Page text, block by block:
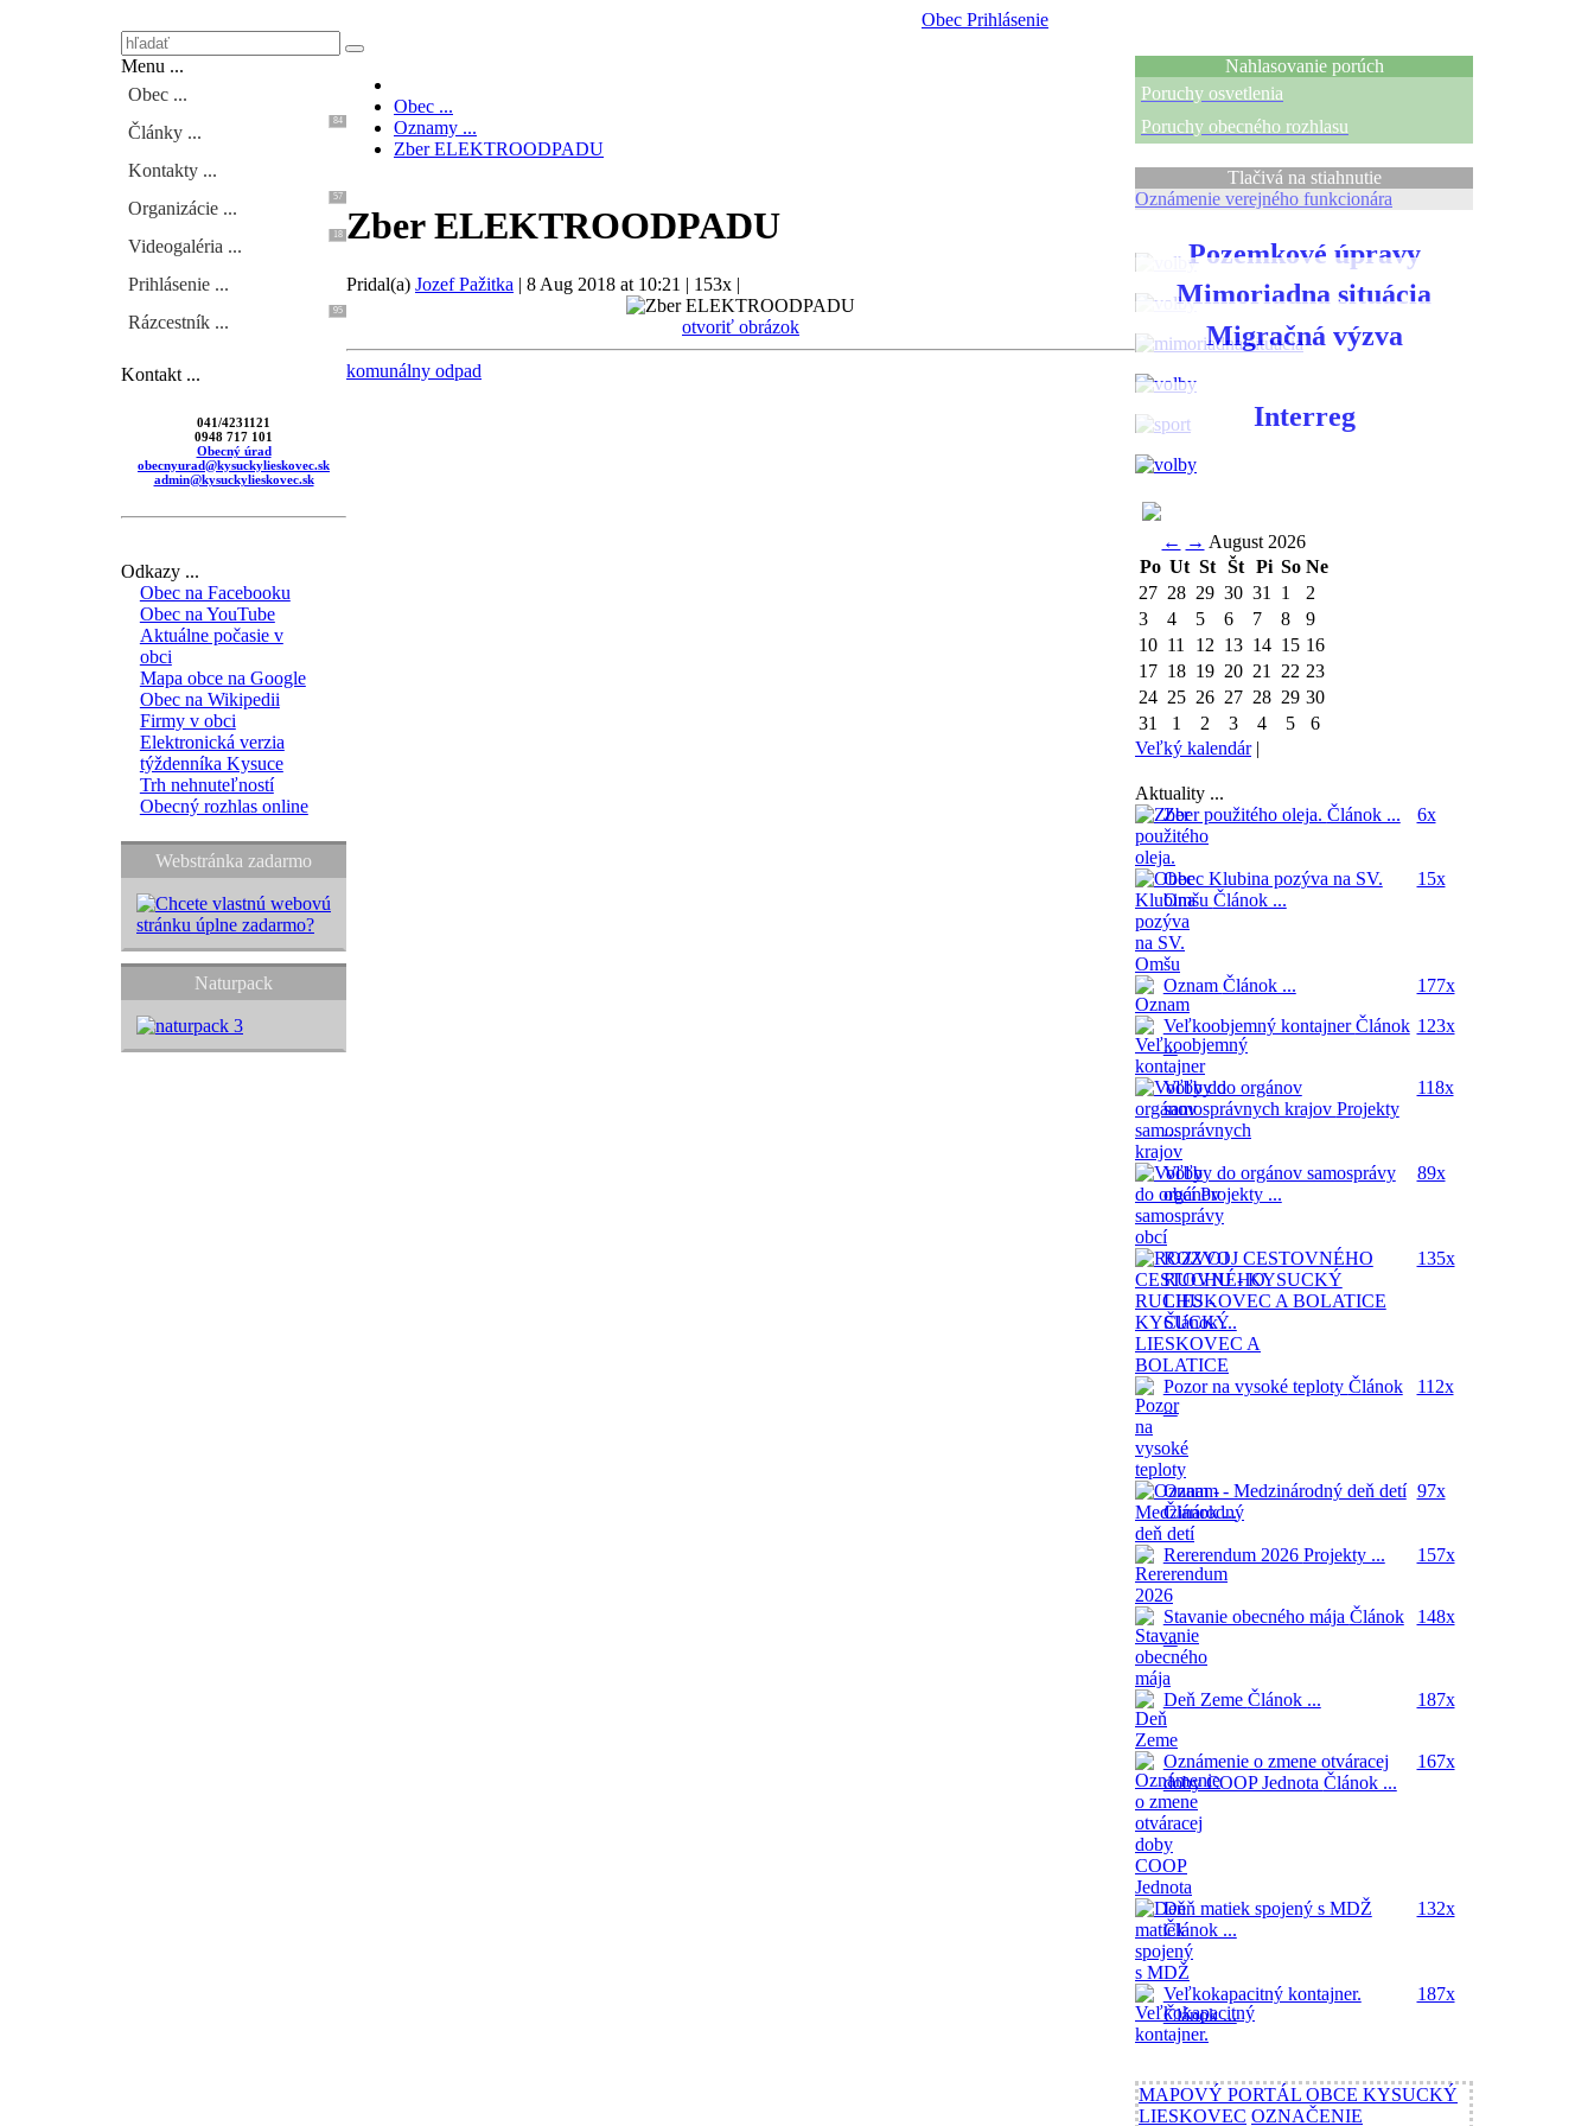
Obec Prihlásenie
Menu ...
Obec ...
Články ...
84
Kontakty ...
Organizácie ...
57
Videogaléria ...
18
Prihlásenie ...
Rázcestník ...
95
Kontakt ...
041/4231121
0948 717 101
Obecný úrad
obecnyurad@kysuckylieskovec.sk
admin@kysuckylieskovec.sk
Odkazy ...
Obec na Facebooku
Obec na YouTube
Aktuálne počasie v
obci
Mapa obce na Google
Obec na Wikipedii
Firmy v obci
Elektronická verzia
týždenníka Kysuce
Trh nehnuteľností
Obecný rozhlas online
Webstránka zadarmo
Naturpack
Obec ...
Oznamy ...
Zber ELEKTROODPADU
Zber ELEKTROODPADU
Pridal(a) Jozef Pažitka | 8 Aug 2018 at 10:21 | 153x |
otvoriť obrázok
komunálny odpad
Nahlasovanie porúch
Poruchy osvetlenia
Poruchy obecného rozhlasu
Tlačivá na stiahnutie
Oznámenie verejného funkcionára
Pozemkové úpravy
Mimoriadna situácia
Migračná výzva
Interreg
← → August 2026
Po Ut St Št Pi So Ne
27 28 29 30 31 1
2
3
4 5 6 7 8
9
10 11 12 13 14 15 16
17 18 19 20 21 22 23
24 25 26 27 28 29 30
31
1 2 3 4 5
6
Veľký kalendár|
Aktuality ...
Zber použitého oleja. Článok ... 6x
Obec Klubina pozýva na SV.
Omšu Článok ...
15x
Oznam Článok ...
177x
Veľkoobjemný kontajnerČlánok
...
123x
Voľby do orgánov
samosprávnych krajov Projekty
...
118x
Voľby do orgánov samosprávy
obcíProjekty ...
89x
ROZVOJ CESTOVNÉHO
RUCHU - KYSUCKÝ
LIESKOVEC A BOLATICE
Článok ...
135x
Pozor na vysoké teploty Článok
...
112x
Oznam - Medzinárodný deň detí
Článok ...
97x
Rererendum 2026 Projekty ... 157x
Stavanie obecného mája Článok
...
148x
Deň Zeme Článok ... 187x
Oznámenie o zmene otváracej
doby COOP Jednota Článok ...
167x
Deň matiek spojený s MDŽ
Článok ...
132x
Veľkokapacitný kontajner.
Článok ...
187x
MAPOVÝ PORTÁL OBCE KYSUCKÝ
LIESKOVEC OZNAČENIE